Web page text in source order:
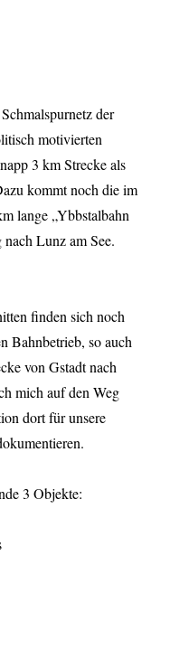
der
motivierten
3 km Strecke als
kommt noch die im
lange „Ybbstalbahn
Lunz am See.
finden sich noch
Bahnbetrieb, so auch
von Gstadt nach
mich auf den Weg
dort für unsere
3 Objekte: